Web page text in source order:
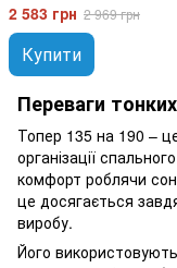
2 583 грн 2 969 грн
Купити
Переваги
Топер 135 на 190 –
організації
комфорт роблячи сон
це досягається
виробу.
Його